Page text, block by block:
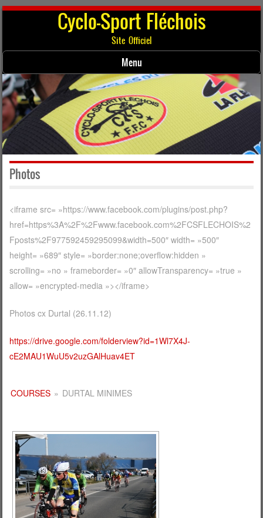
Cyclo-Sport Fléchois
Site Officiel
Menu
Skip to content
Photos
<iframe src= »https://www.facebook.com/plugins/post.php?
href=https%3A%2F%2Fwww.facebook.com%2FCSFLECHOIS%2
Fposts%2F977592459295099&width=500″ width= »500″
height= »689″ style= »border:none;overflow:hidden »
scrolling= »no » frameborder= »0″ allowTransparency= »true »
allow= »encrypted-media »></iframe>
Photos cx Durtal (26.11.12)
https://drive.google.com/folderview?id=1Wl7X4J-
cE2MAU1WuU5v2uzGAlHuav4ET
COURSES » DURTAL MINIMES